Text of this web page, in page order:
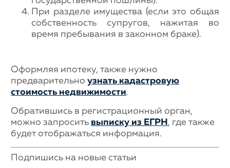
При разделе имущества (если это общая
собственность супругов, нажитая во
время пребывания в законном браке).
Оформляя ипотеку, также нужно
предварительноузнать кадастровую
стоимость недвижимости.
Обратившись в регистрационный орган,
можно запросить выписку из ЕГРН , где также
будет отображаться информация.
Подпишись на новые статьи